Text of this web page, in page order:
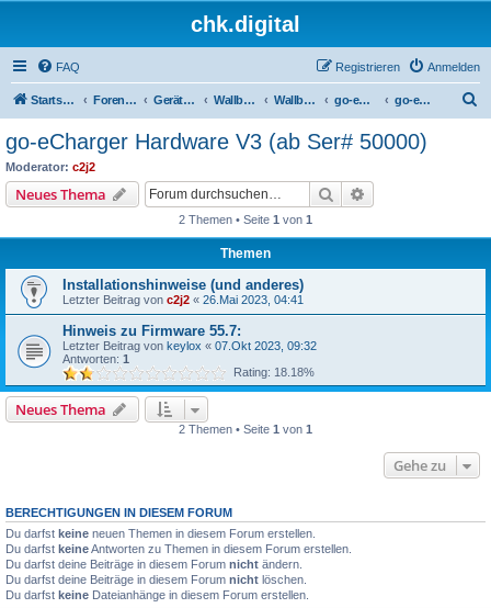
chk.digital
FAQ Anmelden
Registrieren
Startseite Foren-Übersicht Geräte (Wallboxen, Stromquellen, Autos) Wallboxen & Funkschalter Wallboxen mit Phasenlimitierung go-eCharger go-eCharger Hardware V3 (ab Ser# 50000)
go-eCharger Hardware V3 (ab Ser# 50000)
Moderator: c2j2
Neues Thema Suche
2 Themen • Seite 1 von 1
Themen
Installationshinweise (und anderes)
Letzter Beitrag von c2j2 « 26.Mai 2023, 04:41
Hinweis zu Firmware 55.7:
Letzter Beitrag von keylox « 07.Okt 2023, 09:32
Antworten: 1
Rating: 18.18%
Neues Thema
2 Themen • Seite 1 von 1
Gehe zu
BERECHTIGUNGEN IN DIESEM FORUM
Du darfst keine neuen Themen in diesem Forum erstellen.
Du darfst keineAntworten zu Themen in diesem Forum erstellen.
Du darfst deine Beiträge in diesem Forum nicht ändern.
Du darfst deine Beiträge in diesem Forum nicht löschen.
Du darfst keine Dateianhänge in diesem Forum erstellen.